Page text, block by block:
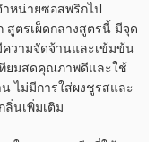
หน่ายซอสพริกไป
สูตรเผ็ดกลางสูตรนี้ มีจุด
ความจัดจ้านและเข้มข้น
ยมสดคุณภาพดีและใช้
ไม่มีการใส่ผงชูรสและ
ลิ่นเพิ่มเติม